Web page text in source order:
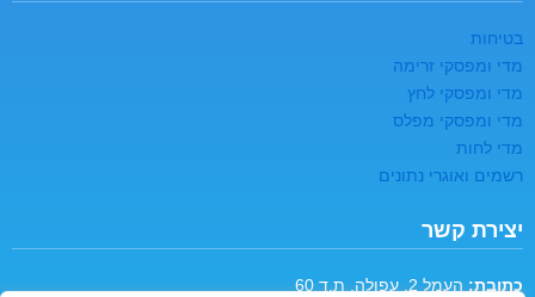
בטיחות
מדי ומפסקי זרימה
מדי ומפסקי לחץ
מדי ומפסקי מפלס
מדי לחות
רשמים ואוגרי נתונים
יצירת קשר
כתובת: העמל 2, עפולה, ת.ד 60